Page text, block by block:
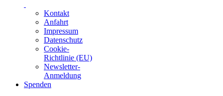
Kontakt
Anfahrt
Impressum
Datenschutz
Cookie-
Richtlinie (EU)
Newsletter-
Anmeldung
Spenden